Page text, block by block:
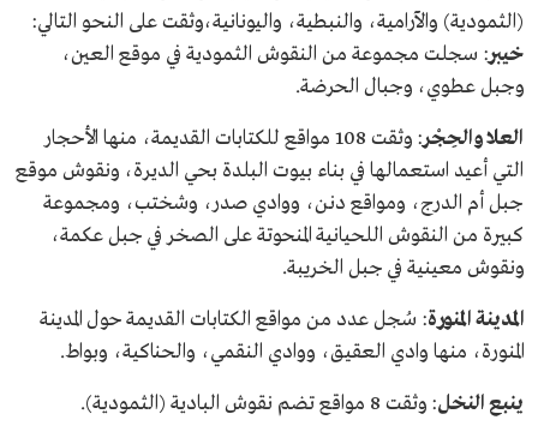
(الثمودية) والآرامية، والنبطية، واليونانية،وثقت على النحو التالي:
خيبر: سجلت مجموعة من النقوش الثمودية في موقع العين،
وجبل عطوي، وجبال الحرضة.
العلا والحِجْر
: وثقت 108 مواقع للكتابات القديمة، منها الأحجار
التي أعيد استعمالها في بناء بيوت البلدة بحي الديرة، ونقوش موقع
جبل أم الدرج، ومواقع دنن، ووادي صدر، وشختب، ومجموعة
كبيرة من النقوش اللحيانية المنحوتة على الصخر في جبل عكمة،
ونقوش معينية في جبل الخريبة.
المدينة المنورة: سُجل عدد من مواقع الكتابات القديمة حول المدينة
المنورة، منها وادي العقيق، ووادي النقمي، والحناكية، وبواط.
ينبع النخل: وثقت 8 مواقع تضم نقوش البادية (الثمودية).